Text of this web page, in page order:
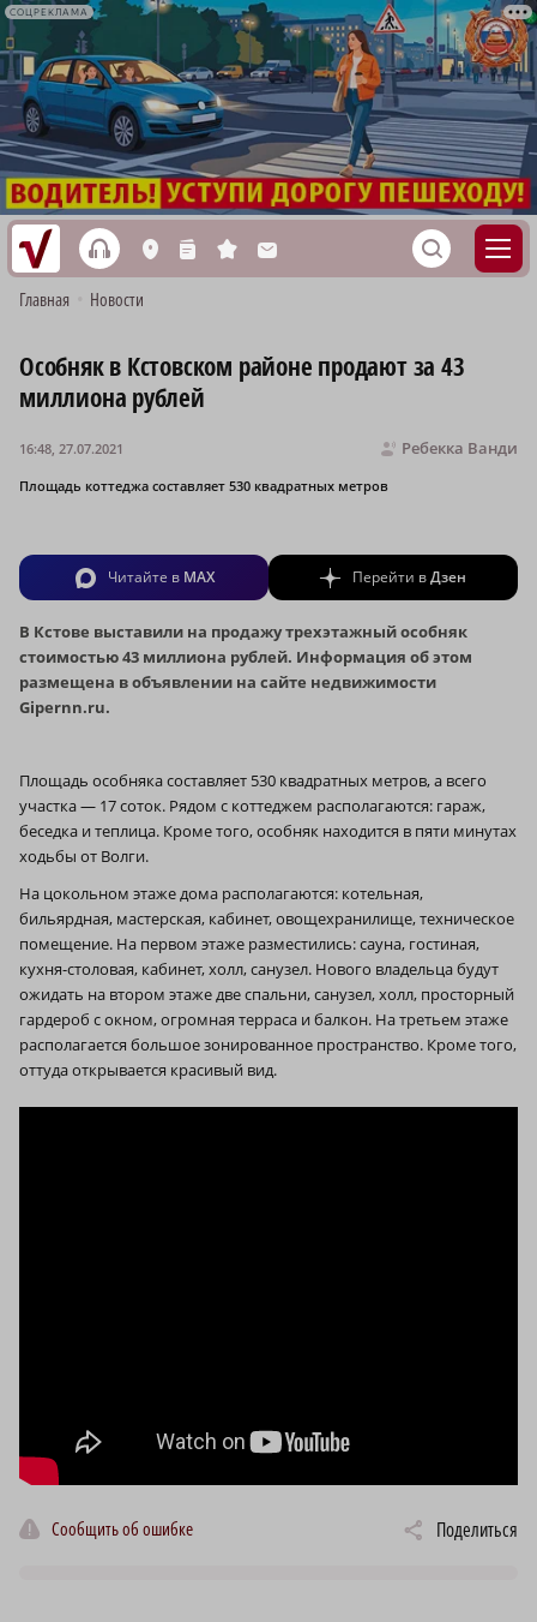
СОЦРЕКЛАМА
h L n s M S
Главная Новости
Особняк в Кстовском районе продают за 43
миллиона рублей
Ребекка Ванди
16:48, 27.07.2021
Площадь коттеджа составляет 530 квадратных метров
Читайте в MAX Перейти вДзен
В Кстове выставили на продажу трехэтажный особняк
стоимостью 43 миллиона рублей. Информация об этом
размещена в объявлении на сайте недвижимости
Gipernn.ru.
Площадь особняка составляет 530 квадратных метров, а всего
участка — 17 соток. Рядом с коттеджем располагаются: гараж,
беседка и теплица. Кроме того, особняк находится в пяти минутах
ходьбы от Волги.
На цокольном этаже дома располагаются: котельная,
бильярдная, мастерская, кабинет, овощехранилище, техническое
помещение. На первом этаже разместились: сауна, гостиная,
кухня-столовая, кабинет, холл, санузел. Нового владельца будут
ожидать на втором этаже две спальни, санузел, холл, просторный
гардероб с окном, огромная терраса и балкон. На третьем этаже
располагается большое зонированное пространство. Кроме того,
оттуда открывается красивый вид.
Сообщить об ошибке Поделиться